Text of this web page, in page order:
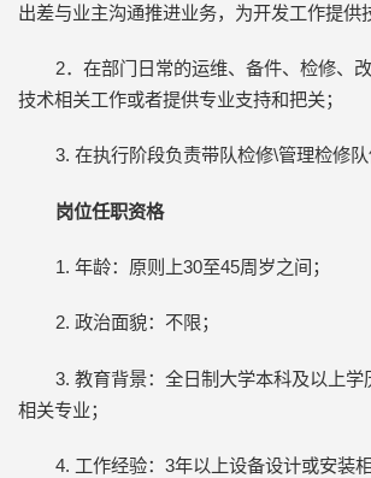
出差与业主沟通推进业务，为开发工作提供
2．在部门日常的运维、备件、检修、
技术相关工作或者提供专业支持和把关；
3. 在执行阶段负责带队检修\管理检修队
岗位任职资格
1. 年龄：原则上30至45周岁之间；
2. 政治面貌：不限；
3. 教育背景：全日制大学本科及以上学
相关专业；
4. 工作经验：3年以上设备设计或安装